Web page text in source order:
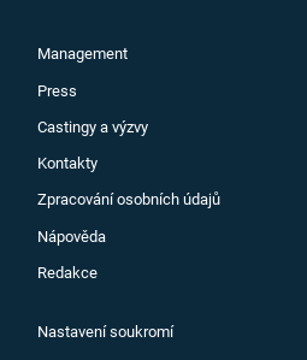
Management
Press
Castingy a výzvy
Kontakty
Zpracování osobních údajů
Nápověda
Redakce
Nastavení soukromí